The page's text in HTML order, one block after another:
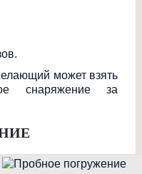
может взять
снаряжение за